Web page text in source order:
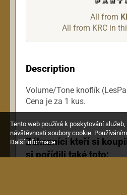
All from
All from KRC in
Description
Volume/Tone knoflík
Cena je za 1 kus.
Zákazníci kteří si
si pořídili také toto:
Tento web používá k poskytování
návštěvnosti soubory cookie.
Další informace